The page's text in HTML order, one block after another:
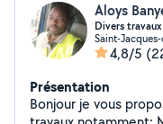
Aloys
Divers travaux
Saint-
4,8/5
Présentation
Bonjour je vous